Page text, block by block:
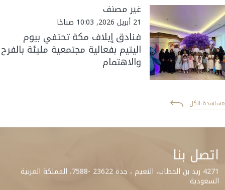
غير مصنف
21 أبريل 2026, 10:03 صباحًا
فنادق إيلاف مكة تحتفي بيوم
اليتيم بفعالية مجتمعية مليئة بالفرح
والاهتمام
مشاهدة الكل
اتصل بنا
4271 زيد بن الخطاب، النعيم ، جدة 23622 -7588، المملكة العربية
السعودية